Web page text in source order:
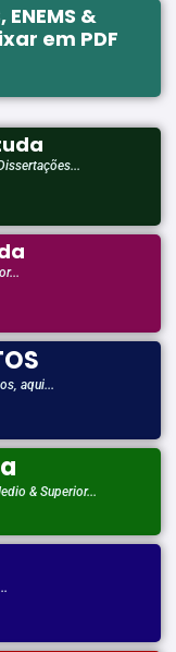
ENEMS &
em PDF
aqui...
& Superior...